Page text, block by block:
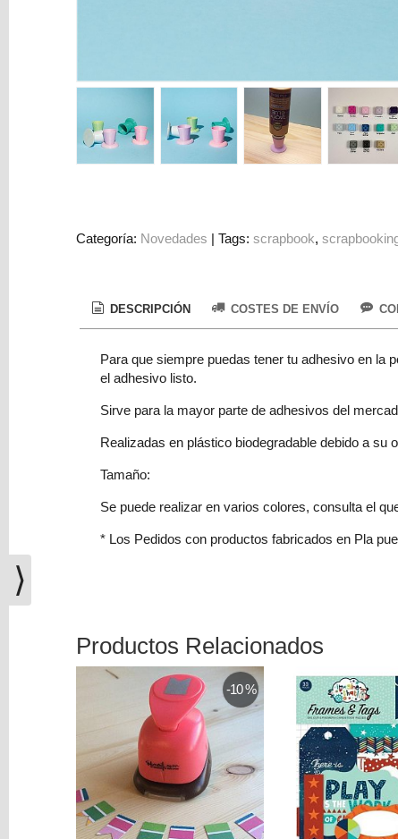
Regalo
DIY
Marcas
Carrito
Redes
Sociales
Facebook
Categoría: Novedades |Tags:scrapbook
DESCRIPCIÓN COSTES DE ENVÍO
Para que siempre puedas tener tu adhesivo en la
el adhesivo listo.
Sirve para la mayor parte de adhesivos del
Realizadas en plástico biodegradable debido a su
Tamaño:
Se puede realizar en varios colores, consulta el
* Los Pedidos con productos fabricados en Pla
Productos Relacionados
-10 %
⟩